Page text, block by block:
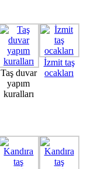
Taş duvar
yapım
kuralları
İzmit taş
ocakları